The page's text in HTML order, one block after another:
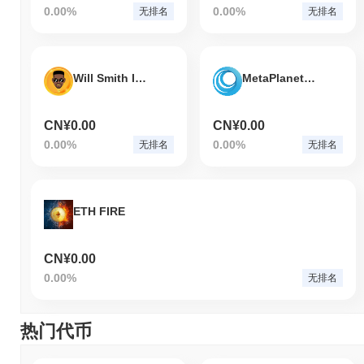
0.00% 无排名 0.00% 无排名
Will Smith Inu
CN¥0.00
0.00% 无排名
MetaPlanetZone
CN¥0.00
0.00% 无排名
ETH FIRE
CN¥0.00
0.00% 无排名
热门代币